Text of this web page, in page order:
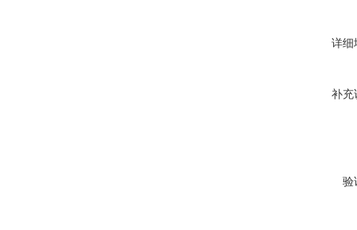
详细
补充
验